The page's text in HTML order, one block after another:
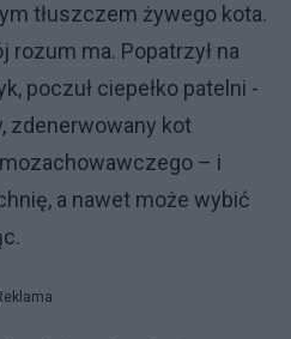
tłuszczem żywego kota.
rozum ma. Popatrzył na
poczuł ciepełko patelni -
zdenerwowany kot
– i
a nawet może wybić